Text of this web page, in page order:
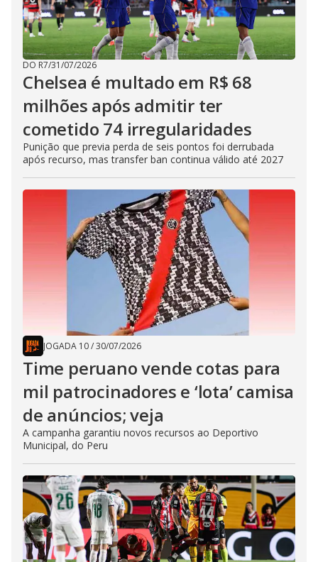
DO R7/31/07/2026
Chelsea é multado em R$ 68
milhões após admitir ter
cometido 74 irregularidades
Punição que previa perda de seis pontos foi derrubada
após recurso, mas transfer ban continua válido até 2027
JOGADA 10/30/07/2026
Time peruano vende cotas para
mil patrocinadores e ‘lota’ camisa
de anúncios; veja
A campanha garantiu novos recursos ao Deportivo
Municipal, do Peru